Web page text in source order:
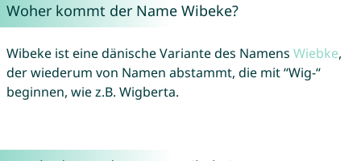
Woher kommt der Name Wibeke?
Wibeke ist eine dänische Variante des Namens Wiebke,
der wiederum von Namen abstammt, die mit “Wig-“
beginnen, wie z.B. Wigberta.